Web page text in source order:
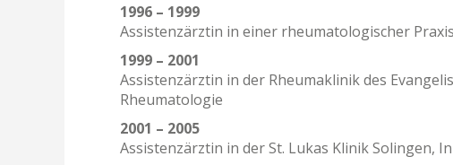
1996 – 1999
Assistenzärztin in einer rheumatologischer
1999 – 2001
Assistenzärztin in der Rheumaklinik des
Rheumatologie
2001 – 2005
Assistenzärztin in der St. Lukas Klinik Solingen,